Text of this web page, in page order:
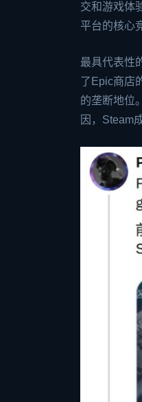
交和游戏体
平台的核心
最具代表性
了Epic商店
的垄断地位
因，Steam